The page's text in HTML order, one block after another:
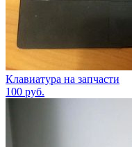
Клавиатура на запчасти
100 руб.